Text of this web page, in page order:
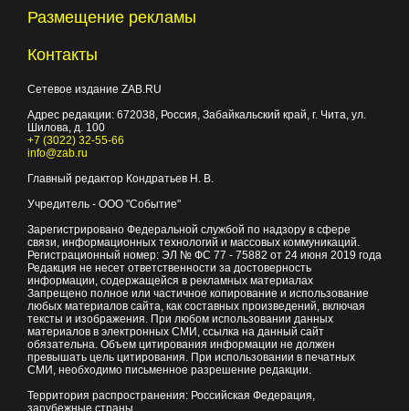
Размещение рекламы
Контакты
Сетевое издание ZAB.RU
Адрес редакции: 672038, Россия, Забайкальский край, г. Чита, ул.
Шилова, д. 100
+7 (3022) 32-55-66
info@zab.ru
Главный редактор Кондратьев Н. В.
Учредитель - ООО "Событие"
Зарегистрировано Федеральной службой по надзору в сфере
связи, информационных технологий и массовых коммуникаций.
Регистрационный номер: ЭЛ № ФС 77 - 75882 от 24 июня 2019 года
Редакция не несет ответственности за достоверность
информации, содержащейся в рекламных материалах
Запрещено полное или частичное копирование и использование
любых материалов сайта, как составных произведений, включая
тексты и изображения. При любом использовании данных
материалов в электронных СМИ, ссылка на данный сайт
обязательна. Объем цитирования информации не должен
превышать цель цитирования. При использовании в печатных
СМИ, необходимо письменное разрешение редакции.
Территория распространения: Российская Федерация,
зарубежные страны